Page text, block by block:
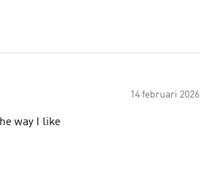
14 februari 2026
way I like